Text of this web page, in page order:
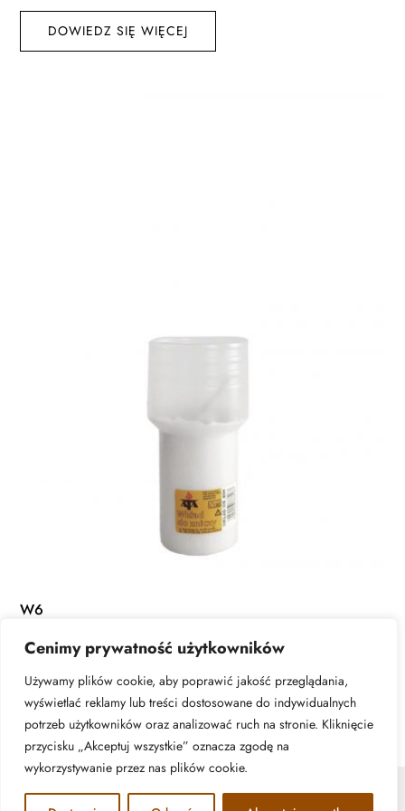
Cenimy prywatność użytkowników
Używamy plików cookie, aby poprawić jakość przeglądania,
wyświetlać reklamy lub treści dostosowane do indywidualnych
potrzeb użytkowników oraz analizować ruch na stronie. Kliknięcie
przycisku „Akceptuj wszystkie” oznacza zgodę na
wykorzystywanie przez nas plików cookie.
DOWIEDZ SIĘ WIĘCEJ
W6
DOWIEDZ SIĘ WIĘCEJ
© ATA Znicze - 2026 | All rights reserved. Realizacja: